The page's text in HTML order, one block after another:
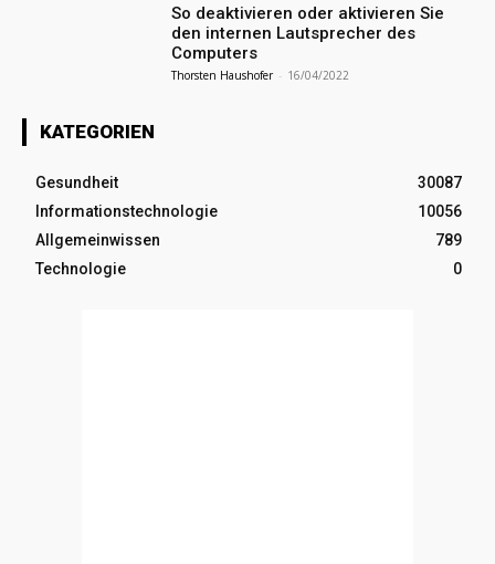
So deaktivieren oder aktivieren Sie
den internen Lautsprecher des
Computers
Thorsten Haushofer - 16/04/2022
KATEGORIEN
Gesundheit
30087
Informationstechnologie
10056
Allgemeinwissen
789
Technologie
0